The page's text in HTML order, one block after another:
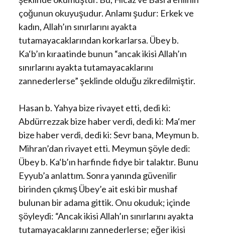
çoğunun okuyuşudur. Anlamı şudur: Erkek ve
kadın, Allah’ın sınırlarını ayakta
tutamayacaklarından korkarlarsa. Übey b.
Ka‘b’ın kıraatinde bunun “ancak ikisi Allah’ın
sınırlarını ayakta tutamayacaklarını
zannederlerse” şeklinde olduğu zikredilmiştir.
Hasan b. Yahya bize rivayet etti, dedi ki:
Abdürrezzak bize haber verdi, dedi ki: Ma‘mer
bize haber verdi, dedi ki: Sevr bana, Meymun b.
Mihran’dan rivayet etti. Meymun şöyle dedi:
Übey b. Ka‘b’ın harfinde fidye bir talaktır. Bunu
Eyyub’a anlattım. Sonra yanında güvenilir
birinden çıkmış Übey’e ait eski bir mushaf
bulunan bir adama gittik. Onu okuduk; içinde
şöyleydi: “Ancak ikisi Allah’ın sınırlarını ayakta
tutamayacaklarını zannederlerse; eğer ikisi